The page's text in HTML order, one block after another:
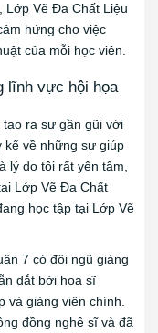
Lớp Vẽ Đa Chất Liệu
hứng cho việc
của mỗi học viên.
lĩnh vực hội họa
tạo ra sự gần gũi với
kể về những sự giúp
lý do tôi rất yên tâm,
Lớp Vẽ Đa Chất
học tập tại Lớp Vẽ
7 có đội ngũ giảng
dắt bởi họa sĩ
và giảng viên chính.
đồng nghệ sĩ và đã